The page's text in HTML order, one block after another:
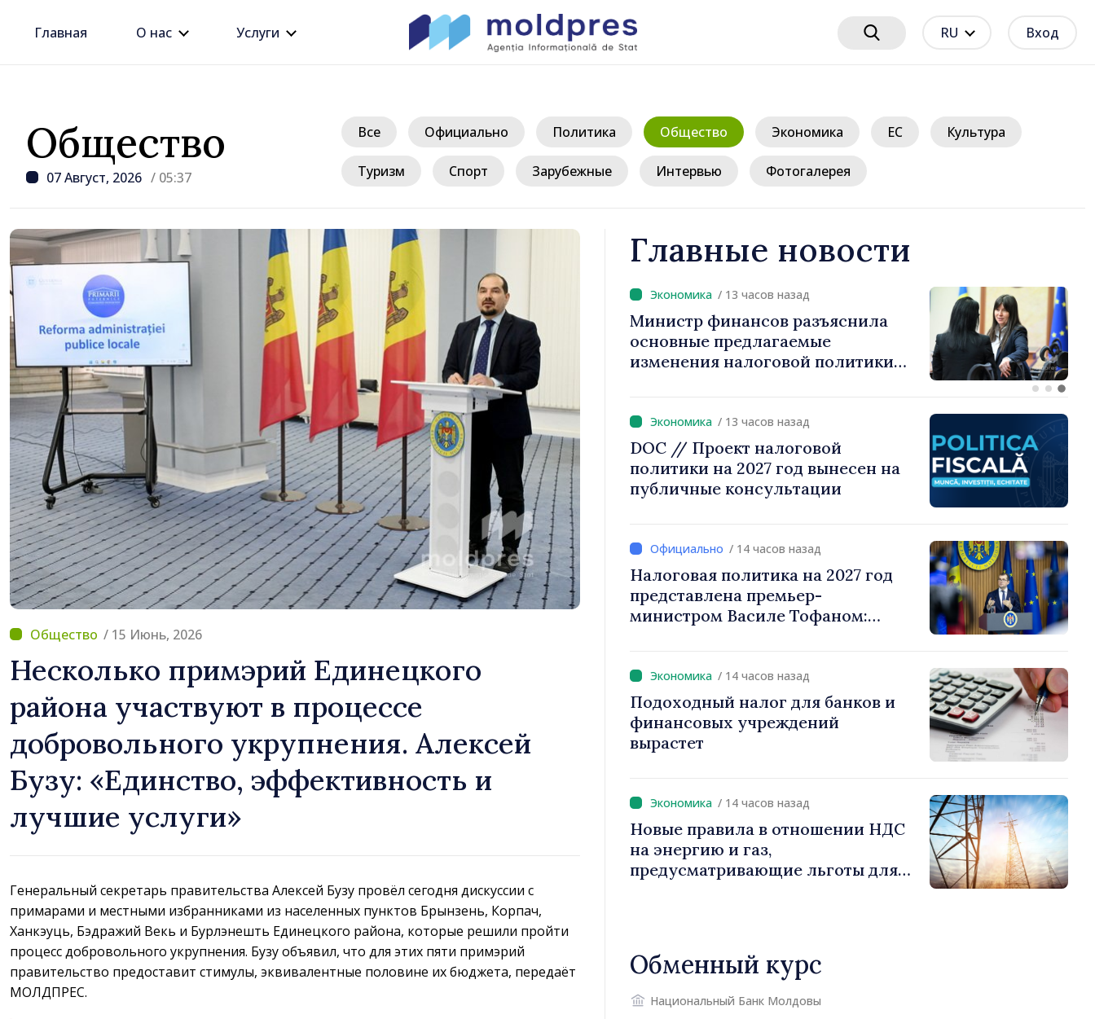
Главная О нас Услуги RU Вход
Общество
07 Август, 2026 / 05:37
Все Официально Политика Общество Экономика ЕС Культура
Туризм Спорт Зарубежные Интервью Фотогалерея
/ 15 Июнь, 2026
Несколько примэрий Единецкого
района участвуют в процессе
добровольного укрупнения. Алексей
Бузу: «Единство, эффективность и
лучшие услуги»
Генеральный секретарь правительства Алексей Бузу провёл сегодня дискуссии с
примарами и местными избранниками из населенных пунктов Брынзень, Корпач,
Ханкэуць, Бэдражий Векь и Бурлэнешть Единецкого района, которые решили пройти
процесс добровольного укрупнения. Бузу объявил, что для этих пяти примэрий
правительство предоставит стимулы, эквивалентные половине их бюджета, передаёт
МОЛДПРЕС.
Главные новости
/ 12 часов назад
Премьер Василе Тофан: «Задача
этого правительства — сдержать
рост цен на недвижимость»
/ 13 часов назад
Министр финансов разъяснила
основные предлагаемые
изменения налоговой политики
/ 13 часов назад
DOC // Проект налоговой
политики на 2027 год вынесен на
публичные консультации
/ 14 часов назад
Налоговая политика на 2027 год
представлена премьер-
министром Василе Тофаном:
инвестиций и более справедливое
налогообложение
/ 14 часов назад
Подоходный налог для банков и
финансовых учреждений
вырастет
/ 14 часов назад
Новые правила в отношении НДС
на энергию и газ,
предусматривающие льготы для
Обменный курс
Национальный Банк Молдовы